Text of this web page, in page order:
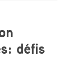
défis